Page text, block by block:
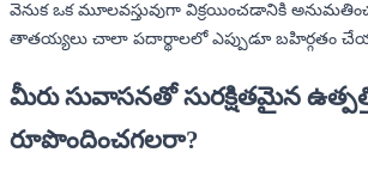
వెనుక ఒక మూలవస్తువుగా విక్రయించడానికి
తాతయ్యలు చాలా పదార్థాలలో ఎప్పుడూ బహిర్గతం
మీరు సువాసనతో సురక్షితమైన
రూపొందించగలరా?